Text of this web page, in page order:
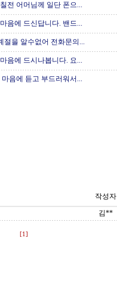
전 어머님께 일단 폰으...
음에 드신답니다. 밴드...
절을 알수없어 전화문의...
음에 드시나봅니다. 요...
음에 듣고 부드러워서...
작성자
김**
[1]